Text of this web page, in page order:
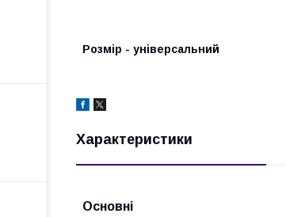
Розмір - універсальний
Характеристики
Основні